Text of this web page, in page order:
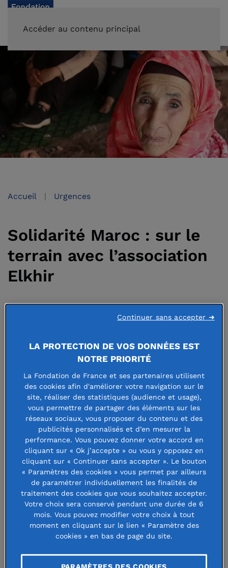
Accéder au contenu principal
Accueil Urgences
Solidarité Maroc : sur le
terrain avec l’association
Elkhir
Souad, responsable de
l’association Elkhir.
Près de six mois
après le séisme
d’une ampleur
exceptionnelle
qui a frappé le
Maroc, une
équipe de la
Fondation de
France s’est
rendue sur place pour faire le point
associations soutenues dans le cadre
LA PROTECTION DE VOS DONNÉES EST
NOTRE PRIORITÉ
La Fondation de France et ses partenaires utilisent
des cookies afin d'améliorer votre navigation sur le
site, réaliser des statistiques (audience et usage),
vous permettre de partager des éléments sur les
réseaux sociaux, vous proposer du contenu et des
publicités personnalisés et d’en mesurer la
performance. Vous pouvez donner votre accord en
cliquant sur « Ok j’accepte » ou vous y opposez en
cliquant sur « Continuer sans accepter ». Le bouton
« Paramètres des cookies » vous permet par ailleurs
de paramétrer individuellement les finalités de
traitement des cookies que vous souhaitez accepter.
Votre choix sera conservé pendant une durée de 6
mois. Vous pouvez modifier votre choix à tout
moment en cliquant sur le lien « Paramètre des
cookies » en bas de page du site.
PARAMÈTRES DES COOKIES
Continuer sans accepter ➜